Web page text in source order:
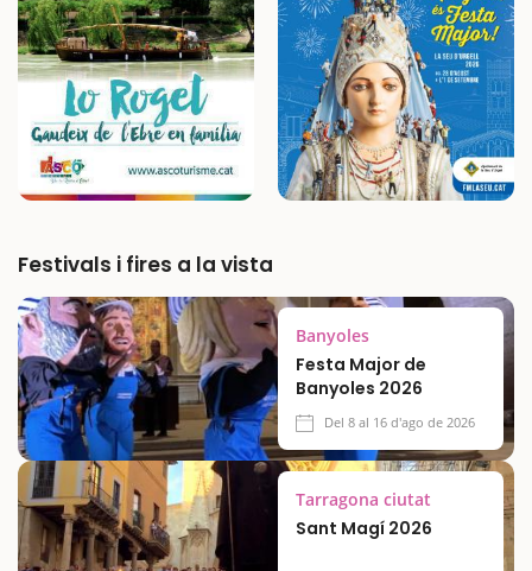
Festivals i fires a la vista
Banyoles
Festa Major de
Banyoles 2026
Del 8 al 16 d'ago de 2026
Tarragona ciutat
Sant Magí 2026